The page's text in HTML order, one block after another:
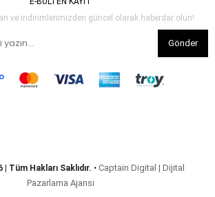
ve indirimlerimizden güncel olarak haberdar olun!
Gönder
Tüm Hakları Saklıdır. • Captain Digital | Dijital
Pazarlama Ajansı